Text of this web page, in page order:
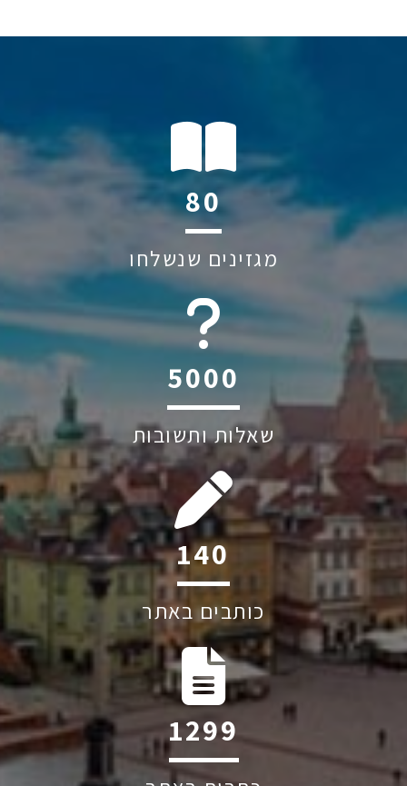
113
מגזינים שנשלחו
6045
שאלות ותשובות
198
כותבים באתר
1841